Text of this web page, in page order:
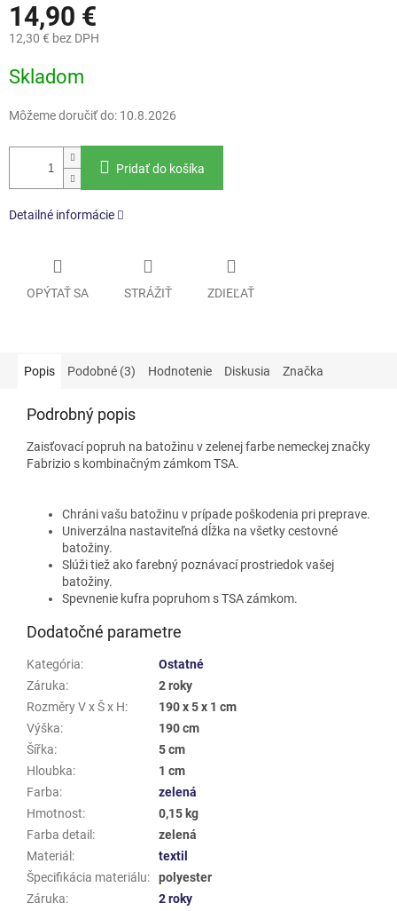
14,90 €
12,30 € bez DPH
cena:
Skladom
Môžeme doručiť do: 10.8.2026
Pridať do košíka
Detailné informácie
OPÝTAŤ SA STRÁŽIŤ ZDIEĽAŤ
Popis Podobné (3) Hodnotenie Diskusia Značka
Podrobný popis
Zaisťovací popruh na batožinu v zelenej farbe nemeckej značky
Fabrizio s kombinačným zámkom TSA.
Chráni vašu batožinu v prípade poškodenia pri preprave.
Univerzálna nastaviteľná dĺžka na všetky cestovné
batožiny.
Slúži tiež ako farebný poznávací prostriedok vašej
batožiny.
Spevnenie kufra popruhom s TSA zámkom.
Dodatočné parametre
Kategória:
Ostatné
Záruka:
2 roky
Rozměry V x Š x H:
190 x 5 x 1 cm
Výška:
190 cm
Šířka:
5 cm
Hloubka:
1 cm
Farba:
zelená
Hmotnost:
0,15 kg
Farba detail :
zelená
Materiál :
textil
Špecifikácia materiálu:
polyester
Záruka:
2 roky